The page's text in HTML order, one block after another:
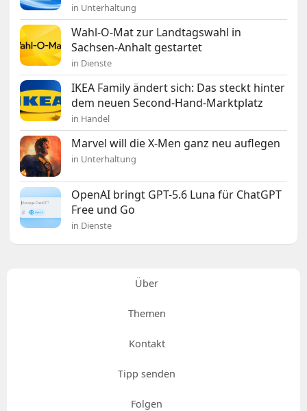
in Unterhaltung
Wahl-O-Mat zur Landtagswahl in
Sachsen-Anhalt gestartet
in Dienste
IKEA Family ändert sich: Das steckt hinter
dem neuen Second-Hand-Marktplatz
in Handel
Marvel will die X-Men ganz neu auflegen
in Unterhaltung
OpenAI bringt GPT-5.6 Luna für ChatGPT
Free und Go
in Dienste
Über
Themen
Kontakt
Tipp senden
Folgen